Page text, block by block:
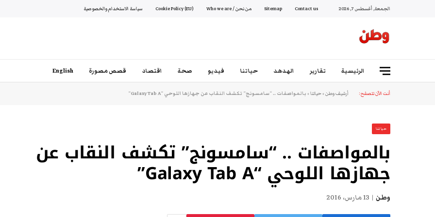
الجمعة, أغسطس 7, 2026 Contact us
Sitemap من نحن / Who we are Cookie Policy (EU) سياسة الاستخدام والخصوصية
الرئيسية تقارير الهدهد حياتنا فيديو صحة اقتصاد قصص مصورة English
أنت الآن تتصفح: أرشيف وطن»حياتنا»بالمواصفات .. “سامسونج” تكشف النقاب عن جهازها اللوحي “Galaxy Tab A”
حياتنا
بالمواصفات .. “سامسونج” تكشف النقاب عن
جهازها اللوحي “Galaxy Tab A”
وطن 13 مارس، 2016